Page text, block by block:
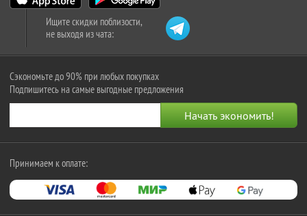
Ищите скидки поблизости,
не выходя из чата:
Сэкономьте до 90% при любых покупках
Подпишитесь на самые выгодные предложения
Принимаем к оплате: